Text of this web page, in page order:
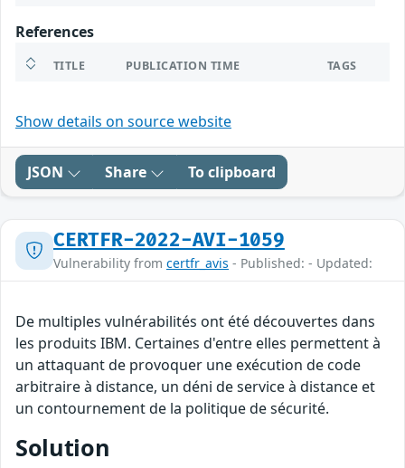
References
TITLE PUBLICATION TIME TAGS
Show details on source website
JSON Share To clipboard
CERTFR-2022-AVI-1059
Vulnerability from certfr_avis - Published: - Updated:
De multiples vulnérabilités ont été découvertes dans
les produits IBM. Certaines d'entre elles permettent à
un attaquant de provoquer une exécution de code
arbitraire à distance, un déni de service à distance et
un contournement de la politique de sécurité.
Solution